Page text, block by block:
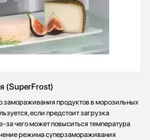
(SuperFrost)
замораживания продуктов в морозильных
если предстоит загрузка
за чего может повыситься температура
режима суперзамораживания